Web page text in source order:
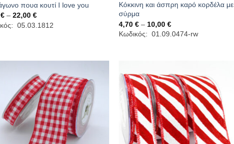
πουα κουτί I love you
€ – 22,00 €Price
range:
3,00 €
05.03.1812
Κόκκινη και άσπρη καρό κορδέλα με
σύρμα
4,70€ – 10,00€Price
range:
4,70 €
Κωδικός: 01.09.0474-rw